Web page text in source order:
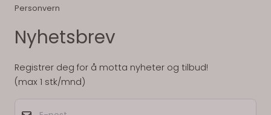
Personvern
Nyhetsbrev
Registrer deg for å motta nyheter og tilbud!
(max 1 stk/mnd)